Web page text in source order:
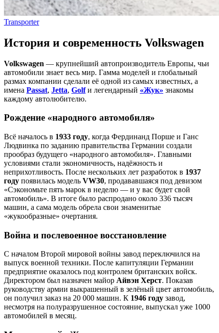
Transporter
История и современность Volkswagen
Volkswagen — крупнейший автопроизводитель Европы, чьи
автомобили знает весь мир. Гамма моделей и глобальный
размах компании сделали её одной из самых известных, а
имена Passat, Jetta, Golfи легендарный «Жук» знакомы
каждому автолюбителю.
Рождение «народного автомобиля»
Всё началось в 1933 году, когда Фердинанд Порше и Ганс
Людвинка по заданию правительства Германии создали
прообраз будущего «народного автомобиля». Главными
условиями стали экономичность, надёжность и
неприхотливость. После нескольких лет разработок в 1937
году появилась модель VW30, продававшаяся под девизом
«Сэкономьте пять марок в неделю — и у вас будет свой
автомобиль». В итоге было распродано около 336 тысяч
машин, а сама модель обрела свои знаменитые
«жукообразные» очертания.
Война и послевоенное восстановление
С началом Второй мировой войны завод переключился на
выпуск военной техники. После капитуляции Германии
предприятие оказалось под контролем британских войск.
Директором был назначен майор Айвэн Херст. Показав
руководству армии выкрашенный в зелёный цвет автомобиль,
он получил заказ на 20 000 машин. К 1946 году завод,
несмотря на полуразрушенное состояние, выпускал уже 1000
автомобилей в месяц.